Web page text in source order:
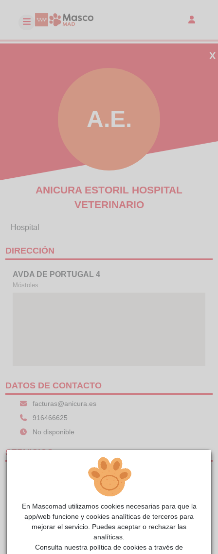
X
A.E.
ANICURA ESTORIL HOSPITAL
VETERINARIO
Hospital
DIRECCIÓN
AVDA DE PORTUGAL 4
Móstoles
DATOS DE CONTACTO
facturas@anicura.es
916466625
No disponible
SERVICIOS
CLÍNICAS DE PEQUEÑOS ANIMALES
CENTRO DE REFERENCIA
SERVICIO DE URGENCIAS
PEDIR CITA VOLVER A LISTADO DE CLÍNICAS
En Mascomad utilizamos cookies necesarias para que la
app/web funcione y cookies analíticas de terceros para
mejorar el servicio. Puedes aceptar o rechazar las
analíticas.
Consulta nuestra política de cookies a través de